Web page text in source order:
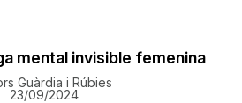
mental invisible femenina
Guàrdia i Rúbies
23/09/2024